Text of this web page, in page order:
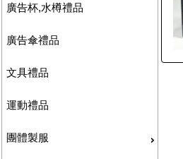
廣告杯,水樽禮品
廣告傘禮品
文具禮品
運動禮品
團體製服